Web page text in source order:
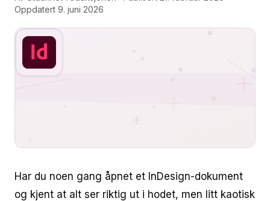
Oppdatert 9. juni 2026
Har du noen gang åpnet et InDesign-dokument
og kjent at alt ser riktig ut i hodet, men litt kaotisk